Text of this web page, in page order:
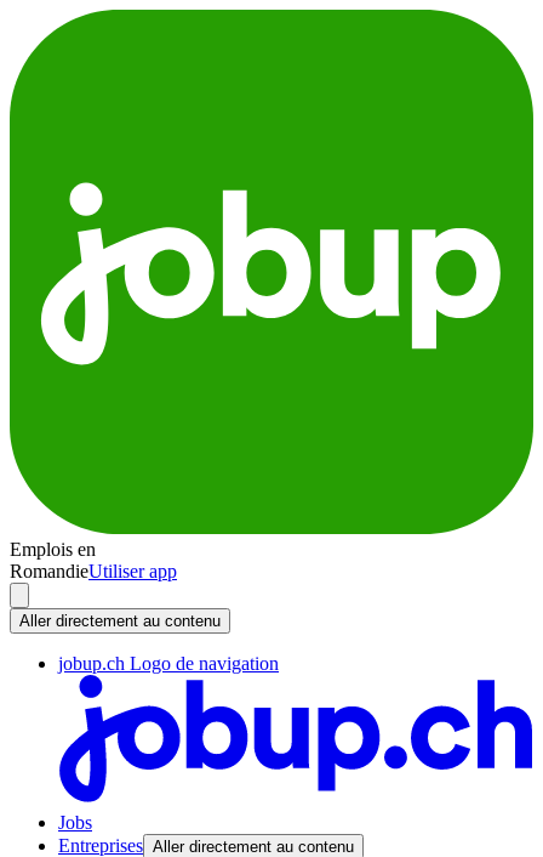
Emplois en
RomandieUtiliser app
Aller directement au contenu
jobup.ch Logo de navigation
Jobs
Entreprises Aller directement au contenu